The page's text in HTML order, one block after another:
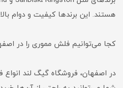
هستند. این برندها کیفیت و دوام
کجا می‌توانیم فلش مموری را در
در اصفهان، فروشگاه گیگ لند